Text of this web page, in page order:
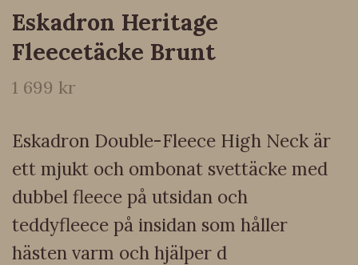
Eskadron Heritage
Fleecetäcke Brunt
1 699 kr
Eskadron Double-Fleece High Neck är
ett mjukt och ombonat svettäcke med
dubbel fleece på utsidan och
teddyfleece på insidan som håller
hästen varm och hjälper d